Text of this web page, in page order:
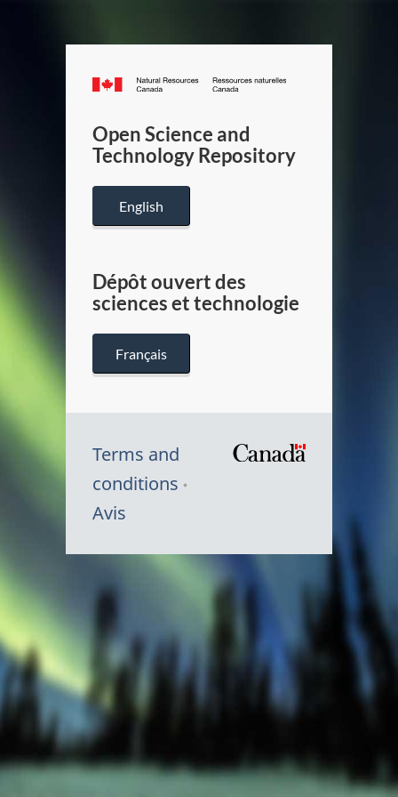
Canada.ca
/
Canada
Open Science and
Technology Repository
English
Dépôt ouvert des
sciences et technologie
Français
Terms and
conditions
Avis
Canada